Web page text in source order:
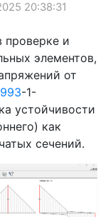
20:38:31
проверке и
элементов,
от
-1-
устойчивости
как
сечений.